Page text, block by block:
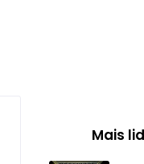
Mais